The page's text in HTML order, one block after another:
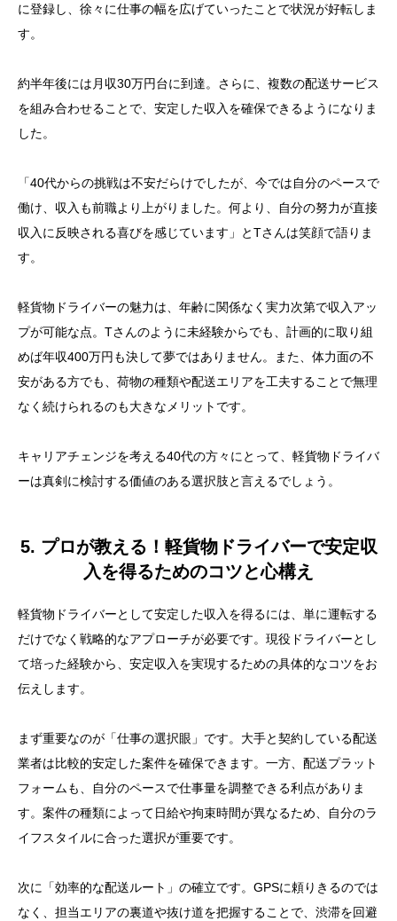
に登録し、徐々に仕事の幅を広げていったことで状況が好転しま
す。
約半年後には月収30万円台に到達。さらに、複数の配送サービス
を組み合わせることで、安定した収入を確保できるようになりま
した。
「40代からの挑戦は不安だらけでしたが、今では自分のペースで
働け、収入も前職より上がりました。何より、自分の努力が直接
収入に反映される喜びを感じています」とTさんは笑顔で語りま
す。
軽貨物ドライバーの魅力は、年齢に関係なく実力次第で収入アッ
プが可能な点。Tさんのように未経験からでも、計画的に取り組
めば年収400万円も決して夢ではありません。また、体力面の不
安がある方でも、荷物の種類や配送エリアを工夫することで無理
なく続けられるのも大きなメリットです。
キャリアチェンジを考える40代の方々にとって、軽貨物ドライバ
ーは真剣に検討する価値のある選択肢と言えるでしょう。
5. プロが教える！軽貨物ドライバーで安定収
入を得るためのコツと心構え
軽貨物ドライバーとして安定した収入を得るには、単に運転する
だけでなく戦略的なアプローチが必要です。現役ドライバーとし
て培った経験から、安定収入を実現するための具体的なコツをお
伝えします。
まず重要なのが「仕事の選択眼」です。大手と契約している配送
業者は比較的安定した案件を確保できます。一方、配送プラット
フォームも、自分のペースで仕事量を調整できる利点がありま
す。案件の種類によって日給や拘束時間が異なるため、自分のラ
イフスタイルに合った選択が重要です。
次に「効率的な配送ルート」の確立です。GPSに頼りきるのでは
なく、担当エリアの裏道や抜け道を把握することで、渋滞を回避